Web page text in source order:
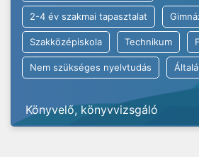
2-4 év szakmai tapasztalat
Szakközépiskola Technikum
Nem szükséges nyelvtudás
Könyvelő, könyvvizsgáló